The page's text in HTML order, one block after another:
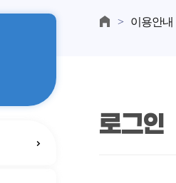
이용안내
로그인